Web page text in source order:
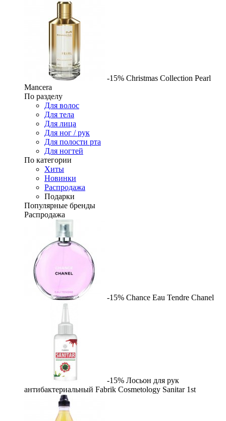
-15% Christmas Collection Pearl
Mancera
По разделу
Для волос
Для тела
Для лица
Для ног / рук
Для полости рта
Для ногтей
По категории
Хиты
Новинки
Распродажа
Подарки
Популярные бренды
Распродажа
-15% Chance Eau Tendre Chanel
-15% Лосьон для рук
антибактериальный Fabrik Cosmetology Sanitar 1st